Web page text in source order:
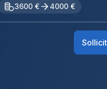
3600 € 4000 €